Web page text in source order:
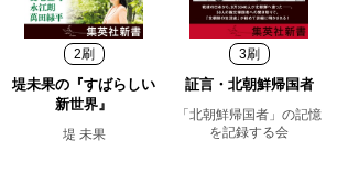
2刷
堤未果の『すばらしい
新世界』
堤 未果
3刷
証言・北朝鮮帰国者
「北朝鮮帰国者」の記憶
を記録する会